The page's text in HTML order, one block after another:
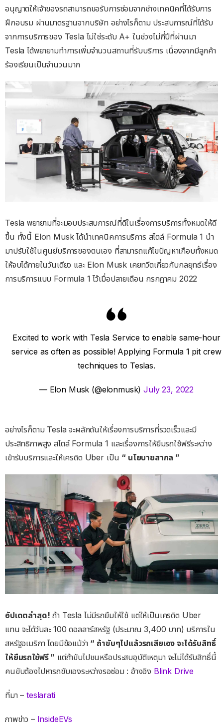
อนุญาตให้เจ้าของรถสามารถขอรับการซ่อมจากช่างเทคนิคที่ได้รับการ
ฝึกอบรม ผ่านมาตรฐานจากบริษัท อย่างไรก็ตาม ประสบการณ์ที่ได้รับ
จากการบริการของ Tesla ไม่ใช่ระดับ A+ ในช่วงไม่กี่ปีที่ผ่านมา
Tesla ได้พยายามทำการเพิ่มจำนวนสถานที่รับบริการ เนื่องจากมีลูกค้า
ร้องเรียนเป็นจำนวนมาก
Tesla พยายามที่จะมอบประสบการณ์ที่ดีในเรื่องการบริการทั้งหมดให้ดี
ขึ้น ทั้งนี้ Elon Musk ได้นำเทคนิคการบริการ สไตล์ Formula 1 นำ
มาปรับใช้ในศูนย์บริการของตนเอง ที่สามารถแก้ไขปัญหาเกือบทั้งหมด
ให้จบได้ภายในวันเดียว และ Elon Musk เคยทวีตเกี่ยวกับกลยุทธ์เรื่อง
การบริการแบบ Formula 1 ไว้เมื่อปลายเดือน กรกฎาคม 2022
Excited to work with Tesla Service to enable same-hour
service as often as possible! Applying Formula 1 pit crew
techniques to Teslas.
— Elon Musk (@elonmusk)July 23, 2022
อย่างไรก็ตาม Tesla จะผลักดันให้เรื่องการบริการที่รวดเร็วและมี
ประสิทธิภาพสูง สไตล์ Formula 1 และเรื่องการให้ยืมรถใช้ฟรีระหว่าง
เข้ารับบริการและให้เครดิต Uber เป็น “ นโยบายสากล ”
อัปเดตล่าสุด! ถ้า Tesla ไม่มีรถยืมให้ใช้ แต่ให้เป็นเครดิต Uber
แทน จะได้วันละ 100 ดอลลาร์สหรัฐ (ประมาณ 3,400 บาท) บริการใน
สหรัฐอเมริกา โดยมีข้อแม้ว่า “ ถ้าขับๆไปแล้วรถเสียเอง จะได้รับสิทธิ์
ให้ยืมรถใช้ฟรี ” แต่ถ้าขับไปชนหรือประสบอุบัติเหตุมา จะไม่ได้รับสิทธิ์นี้
คนขับต้องไปหารถขับเองระหว่างรอซ่อม : อ้างอิง Blink Drive
ที่มา –teslarati
ภาพข่าว – InsideEVs